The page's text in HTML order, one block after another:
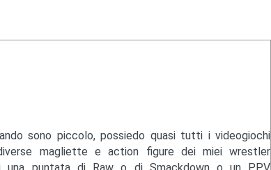
sono piccolo, possiedo quasi tutti i videogiochi
magliette e action figure dei miei wrestler